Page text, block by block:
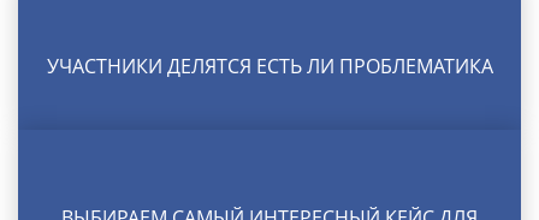
УЧАСТНИКИ ДЕЛЯТСЯ ЕСТЬ ЛИ ПРОБЛЕМАТИКА